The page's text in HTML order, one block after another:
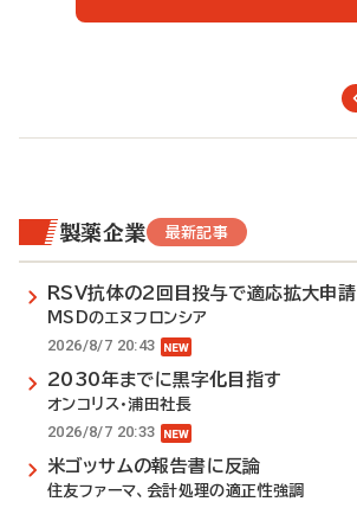
製薬企業 最新記事
RSV抗体の2回目投与で適応拡大申請
MSDのエヌフロンシア
2026/8/7 20:43
2030年までに黒字化目指す
オンコリス・浦田社長
2026/8/7 20:33
米ゴッサムの報告書に反論
住友ファーマ、会計処理の適正性強調